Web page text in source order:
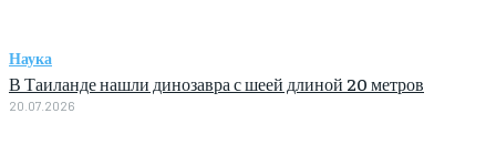
Наука
В Таиланде нашли динозавра с шеей длиной 20 метров
20.07.2026